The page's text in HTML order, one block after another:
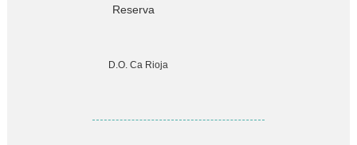
Reserva
D.O. Ca Rioja